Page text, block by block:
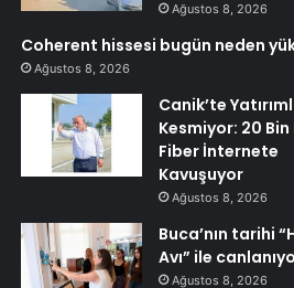
Ağustos 8, 2026
Coherent hissesi bugün neden
Ağustos 8, 2026
Canik’te
Kesmiyor: 20 Bin
Fiber İnternete
Kavuşuyor
Ağustos 8, 2026
Buca’nın tarihi
Avı” ile
Ağustos 8, 2026